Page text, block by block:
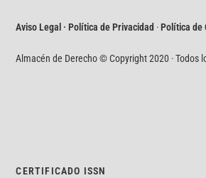
Aviso Legal · Política de Privacidad ·Política de
Almacén de Derecho © Copyright 2020 · Todos
CERTIFICADO ISSN